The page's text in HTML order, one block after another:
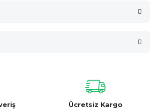
gördüğünüz noktaları öneri formunu
iletebilirsiniz.
için teşekkür ederiz.Ücretsiz Kargo